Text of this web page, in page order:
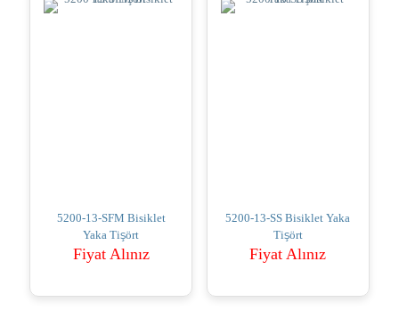
5200-13-SFM Bisiklet
Yaka Tişört
Fiyat Alınız
5200-13-SS Bisiklet Yaka
Tişört
Fiyat Alınız